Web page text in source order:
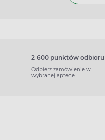
2 600 punktów odbioru
Odbierz zamówienie w
wybranej aptece